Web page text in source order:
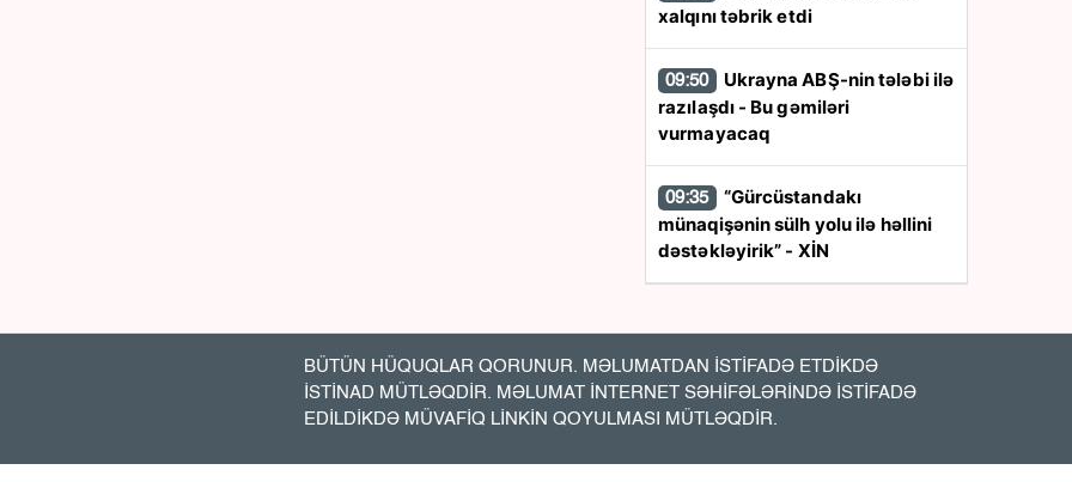
xalqını təbrik etdi
09:50
razılaşdı - Bu gəmiləri
vurmayacaq
09:35
münaqişənin sülh yolu ilə həllini
dəstəkləyirik” - XİN
nəticəsində ölənlərin sayı 39-a
çatıb
17 yaşlı qızın nişanında
mediaya hücum olundu — VİDEO
BÜTÜN HÜQUQLAR QORUNUR. MƏLUMATDAN İSTİFADƏ ETDİKDƏ
İSTİNAD MÜTLƏQDİR. MƏLUMAT İNTERNET SƏHİFƏLƏRİNDƏ İSTİFADƏ
EDİLDİKDƏ MÜVAFİQ LİNKİN QOYULMASI MÜTLƏQDİR.